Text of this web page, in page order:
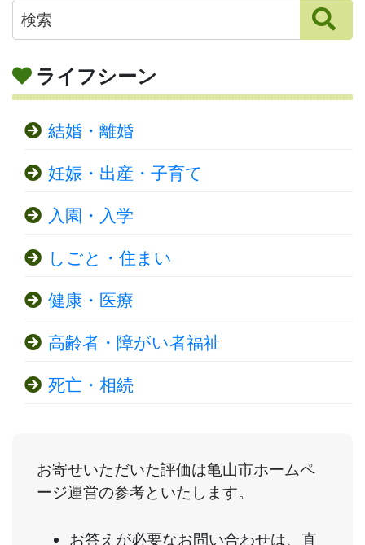
ライフシーン
結婚・離婚
妊娠・出産・子育て
入園・入学
しごと・住まい
健康・医療
高齢者・障がい者福祉
死亡・相続